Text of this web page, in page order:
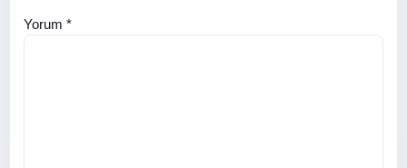
Yorum *